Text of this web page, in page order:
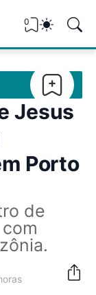
0
Jesus
Porto
de